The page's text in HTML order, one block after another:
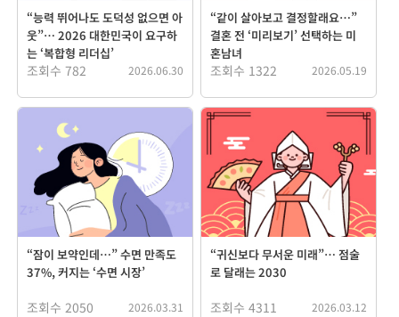
“능력 뛰어나도 도덕성 없으면 아
웃”… 2026 대한민국이 요구하
는 ‘복합형 리더십’
조회수 782 2026.06.30
“같이 살아보고 결정할래요…”
결혼 전 ‘미리보기’ 선택하는 미
혼남녀
조회수 1322 2026.05.19
“잠이 보약인데…” 수면 만족도
37%, 커지는 ‘수면 시장’
조회수 2050 2026.03.31
“귀신보다 무서운 미래”… 점술
로 달래는 2030
조회수 4311 2026.03.12